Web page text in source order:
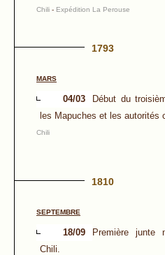
Chili - Expédition La Perouse
1793
MARS
04/03
Début du
les Mapuches et les autorités
Chili
1810
SEPTEMBRE
18/09
Première junte
Chili.